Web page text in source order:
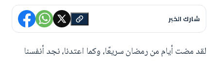
شارك الخبر
لقد مضت أيام من رمضان سريعًا، وكما اعتدنا، نجد أنفسنا